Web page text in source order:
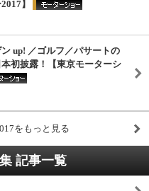
】
up! ／ゴルフ／パサートの
初披露！【東京モーターシ
をもっと見る
記事一覧